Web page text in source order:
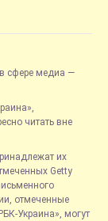
сфере медиа —
читать вне
их
Getty
отмеченные
Украина», могут